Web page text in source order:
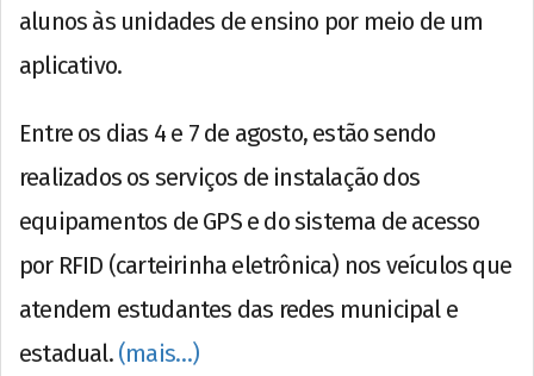
alunos às unidades de ensino por meio de um
aplicativo.
Entre os dias 4 e 7 de agosto, estão sendo
realizados os serviços de instalação dos
equipamentos de GPS e do sistema de acesso
por RFID (carteirinha eletrônica) nos veículos que
atendem estudantes das redes municipal e
estadual. (mais…)